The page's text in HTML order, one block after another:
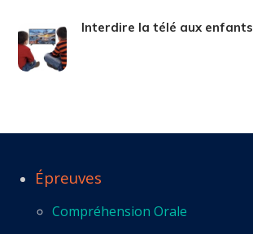
Interdire la télé aux enfants
Épreuves
Compréhension Orale